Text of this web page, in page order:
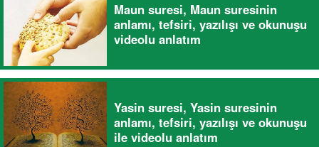
Maun suresi, Maun suresinin
anlamı, tefsiri, yazılışı ve okunuşu
videolu anlatım
Yasin suresi, Yasin suresinin
anlamı, tefsiri, yazılışı ve okunuşu
ile videolu anlatım